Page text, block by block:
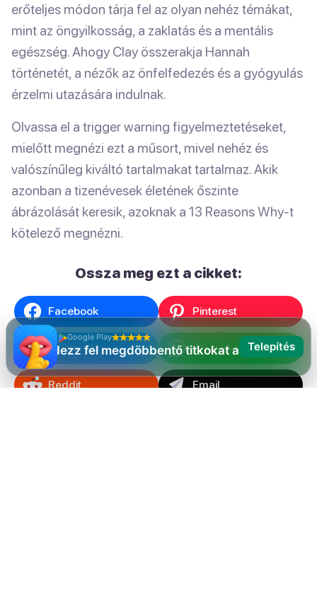
erőteljes módon tárja fel az olyan nehéz témákat,
mint az öngyilkosság, a zaklatás és a mentális
egészség. Ahogy Clay összerakja Hannah
történetét, a nézők az önfelfedezés és a gyógyulás
érzelmi utazására indulnak.
Olvassa el a trigger warning figyelmeztetéseket,
mielőtt megnézi ezt a műsort, mivel nehéz és
valószínűleg kiváltó tartalmakat tartalmaz. Akik
azonban a tizenévesek életének őszinte
ábrázolását keresik, azoknak a 13 Reasons Why-t
kötelező megnézni.
Ossza meg ezt a cikket:
Facebook Pinterest
Twitter / X WhatsApp
Reddit Email
Google Play
Fedezz fel megdöbbentő titkokat azonnal!Telepítés